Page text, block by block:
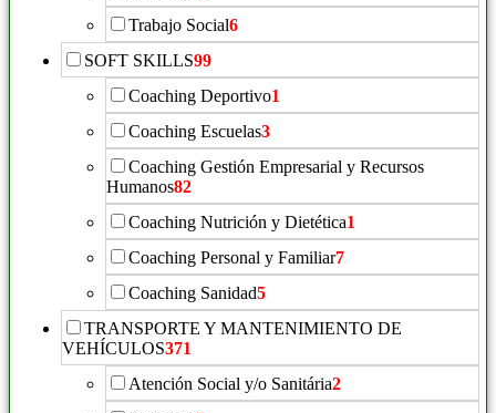
Trabajo Social6
SOFT SKILLS99
Coaching Deportivo1
Coaching Escuelas3
Coaching Gestión Empresarial y Recursos
Humanos82
Coaching Nutrición y Dietética1
Coaching Personal y Familiar7
Coaching Sanidad5
TRANSPORTE Y MANTENIMIENTO DE
VEHÍCULOS371
Atención Social y/o Sanitária2